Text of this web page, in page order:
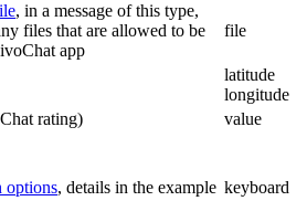
, in a message of this type,
files that are allowed to be
app
file
latitude
longitude
rating)
value
options, details in the example keyboard